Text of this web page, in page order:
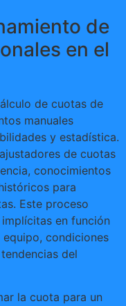
de
en el
de cuotas de
manuales
y estadística.
de cuotas
conocimientos
para
Este proceso
en función
condiciones
del
la cuota para un